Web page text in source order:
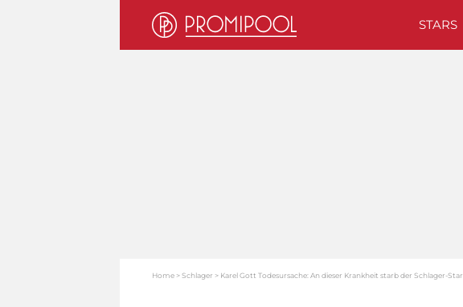
STARS
Home Schlager Karel Gott Todesursache: An dieser Krankheit starb der Schlager-Star